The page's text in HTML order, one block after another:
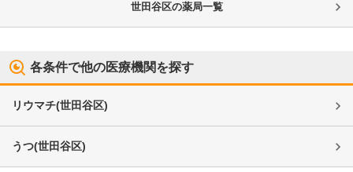
世田谷区の薬局一覧
各条件で他の医療機関を探す
リウマチ(世田谷区)
うつ(世田谷区)